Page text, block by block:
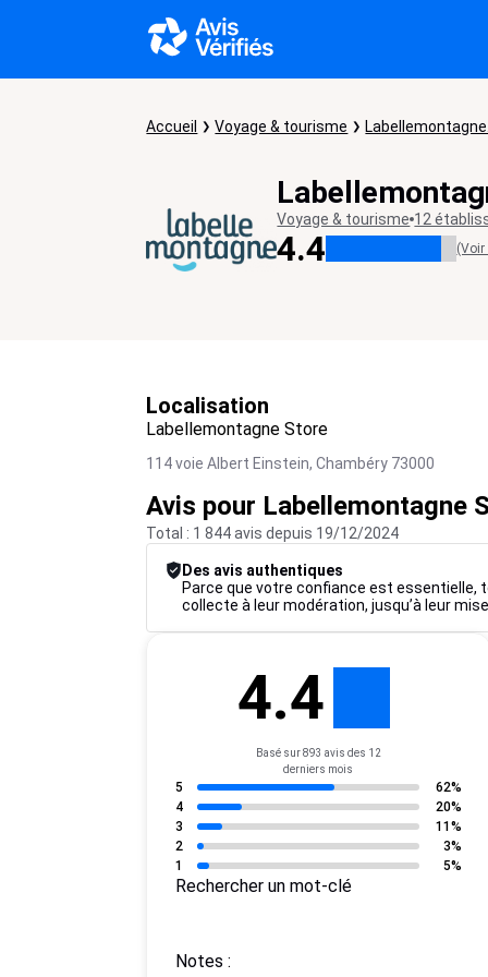
Accueil Voyage & tourisme
Voyage & tourisme 12
4.4 (Voir
Localisation
Labellemontagne Store
114 voie Albert Einstein, Chambéry 73000
Avis pour Labellemontagne
Total : 1 844 avis depuis 19/12/2024
Des avis authentiques
Parce que votre confiance est essentielle,
collecte à leur modération, jusqu’à leur
4.4
Basé sur 893 avis des 12
derniers mois
5
62%
4
20%
3
11%
2
3%
1
5%
Rechercher un mot-clé
Notes :